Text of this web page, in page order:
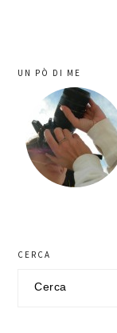
barra
laterale
primaria
UN PÒ DI ME
CERCA